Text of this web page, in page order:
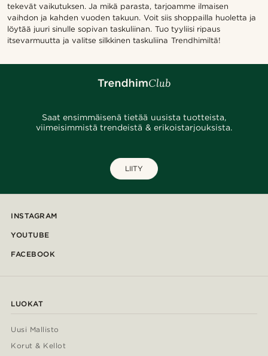
tekevät vaikutuksen. Ja mikä parasta, tarjoamme ilmaisen
vaihdon ja kahden vuoden takuun. Voit siis shoppailla huoletta ja
löytää juuri sinulle sopivan taskuliinan. Tuo tyyliisi ripaus
itsevarmuutta ja valitse silkkinen taskuliina Trendhimiltä!
Saat ensimmäisenä tietää uusista tuotteista,
viimeisimmistä trendeistä & erikoistarjouksista.
LIITY
INSTAGRAM
YOUTUBE
FACEBOOK
LUOKAT
Uusi Mallisto
Korut & Kellot